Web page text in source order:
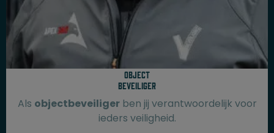
Object
beveiliger
Als objectbeveiligerben jij verantwoordelijk voor
ieders veiligheid.